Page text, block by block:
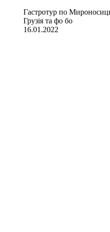
Гастротур по
Грузія та фо бо
16.01.2022